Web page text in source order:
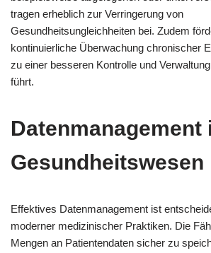
tragen erheblich zur Verringerung von
Gesundheitsungleichheiten bei. Zudem
kontinuierliche Überwachung chronischer
zu einer besseren Kontrolle und
führt.
Datenmanagement
Gesundheitswesen
Effektives Datenmanagement ist
moderner medizinischer Praktiken. Die
Mengen an Patientendaten sicher zu